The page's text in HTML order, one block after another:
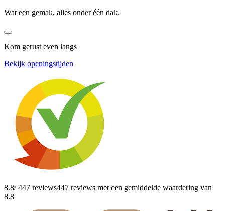
Wat een gemak, alles onder één dak.
Kom gerust even langs
Bekijk openingstijden
8.8/ 447 reviews447 reviews met een gemiddelde waardering van
8.8